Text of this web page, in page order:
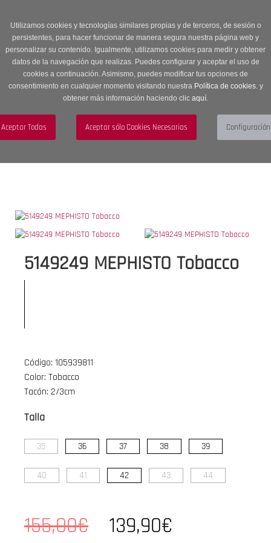
Utilizamos cookies y tecnologías similares propias y de terceros, de sesión o
persistentes, para hacer funcionar de manera segura nuestra página web y
personalizar su contenido. Igualmente, utilizamos cookies para medir y obtener
datos de la navegación que realizas. Puedes configurar y aceptar el uso de
cookies a continuación. Asimismo, puedes modificar tus opciones de
consentimiento en cualquier momento visitando nuestra Política de cookies.y
obtener más información haciendo clic aquí.
descuento en Sección OUTLET con código OUTLET20
navigation
Menú
5149249 MEPHISTO Tobacco
Código: 105939811
Color: Tobacco
Tacón: 2/3cm
Talla
35 36 37 38 39
40 41 42 43 44
155,00€ 139,90€